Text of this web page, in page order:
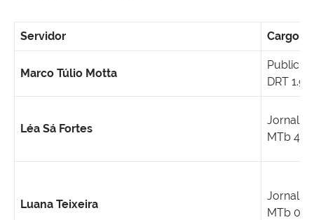
Servidor Cargo
Marco Túlio Motta
DRT
Léa Sá Fortes
MTb
Luana Teixeira
MTb